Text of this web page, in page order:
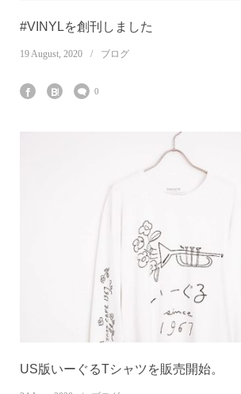
#VINYLを創刊しました
19August, 2020 ブログ
0
US版いーぐるTシャツを販売開始。